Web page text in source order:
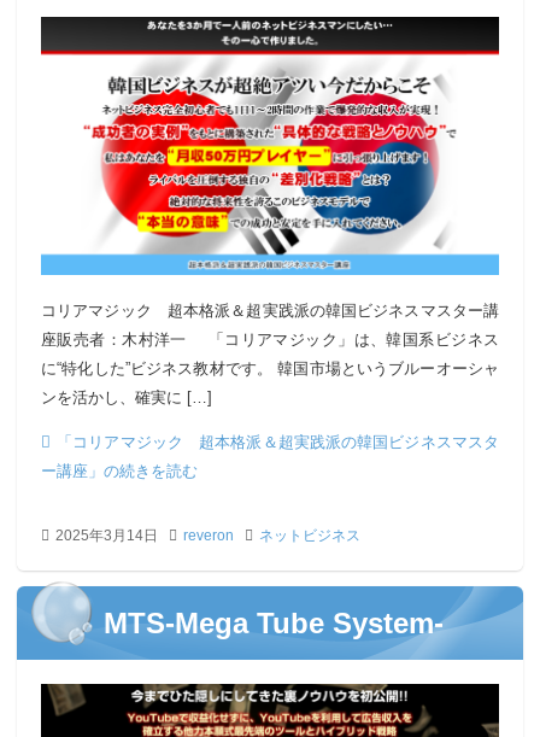
コリアマジック 超本格派＆超実践派の韓国ビジネスマスター講
座販売者：木村洋一 「コリアマジック」は、韓国系ビジネス
に“特化した”ビジネス教材です。 韓国市場というブルーオーシャ
ンを活かし、確実に […]
「コリアマジック 超本格派＆超実践派の韓国ビジネスマスタ
ー講座」の続きを読む
2025年3月14日 reveron ネットビジネス
MTS-Mega Tube System-